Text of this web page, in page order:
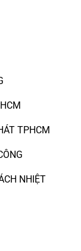
TPHCM
NHIỆT